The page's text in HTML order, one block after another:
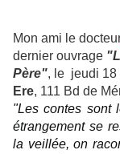
Mon ami le
dernier ouvrage
Père", le jeudi 18
Ere, 111 Bd de
"Les contes sont
étrangement se
la veillée, on